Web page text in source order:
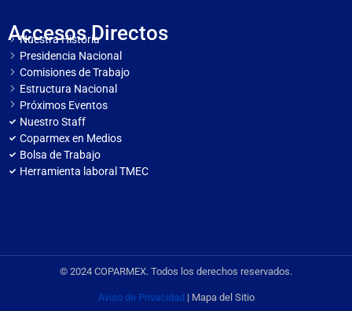
Accesos Directos
Nuestra Historia
Presidencia Nacional
Comisiones de Trabajo
Estructura Nacional
Próximos Eventos
Nuestro Staff
Coparmex en Medios
Bolsa de Trabajo
Herramienta laboral TMEC
© 2024 COPARMEX. Todos los derechos reservados.
Aviso de Privacidad | Mapa del Sitio